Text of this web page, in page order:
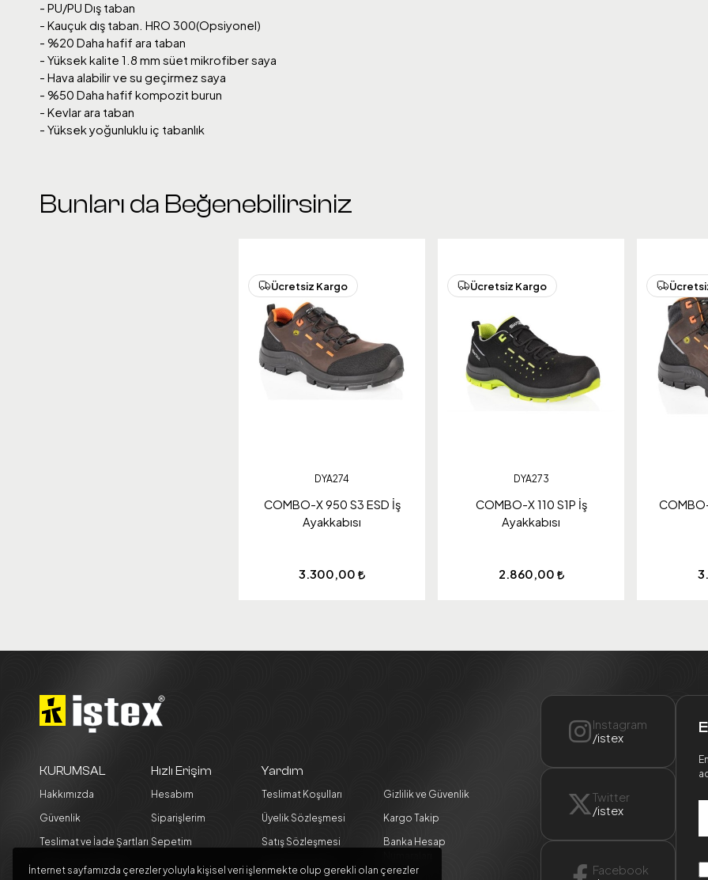
- PU/PU Dış taban
- Kauçuk dış taban. HRO 300(Opsiyonel)
- %20 Daha hafif ara taban
- Yüksek kalite 1.8 mm süet mikrofiber saya
- Hava alabilir ve su geçirmez saya
- %50 Daha hafif kompozit burun
- Kevlar ara taban
- Yüksek yoğunluklu iç tabanlık
Bunları da Beğenebilirsiniz
Ücretsiz Kargo
DYA274
COMBO-X 950 S3 ESD İş
Ayakkabısı
3.300,00
Ücretsiz Kargo
DYA273
COMBO-X 110 S1P İş
Ayakkabısı
2.860,00
KURUMSAL
Hakkımızda
Güvenlik
Teslimat ve İade Şartları
Kargo Seçenekleri
Hızlı Erişim
Hesabım
Siparişlerim
Sepetim
Yardım
Teslimat Koşulları
Üyelik Sözleşmesi
Satış Sözleşmesi
Garanti ve İade
Gizlilik ve Güvenlik
Kargo Takip
Banka Hesap
Instagram
/istex
Twitter
/istex
Facebook
İnternet sayfamızda çerezler yoluyla kişisel veri işlenmekte olup gerekli olan çerezler